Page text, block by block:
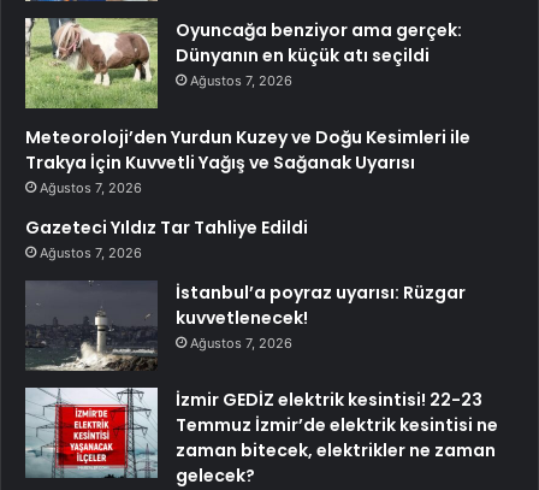
Oyuncağa benziyor ama gerçek:
Dünyanın en küçük atı seçildi
Ağustos 7, 2026
Meteoroloji’den Yurdun Kuzey ve Doğu Kesimleri ile
Trakya İçin Kuvvetli Yağış ve Sağanak Uyarısı
Ağustos 7, 2026
Gazeteci Yıldız Tar Tahliye Edildi
Ağustos 7, 2026
İstanbul’a poyraz uyarısı: Rüzgar
kuvvetlenecek!
Ağustos 7, 2026
İzmir GEDİZ elektrik kesintisi! 22-23
Temmuz İzmir’de elektrik kesintisi ne
zaman bitecek, elektrikler ne zaman
gelecek?